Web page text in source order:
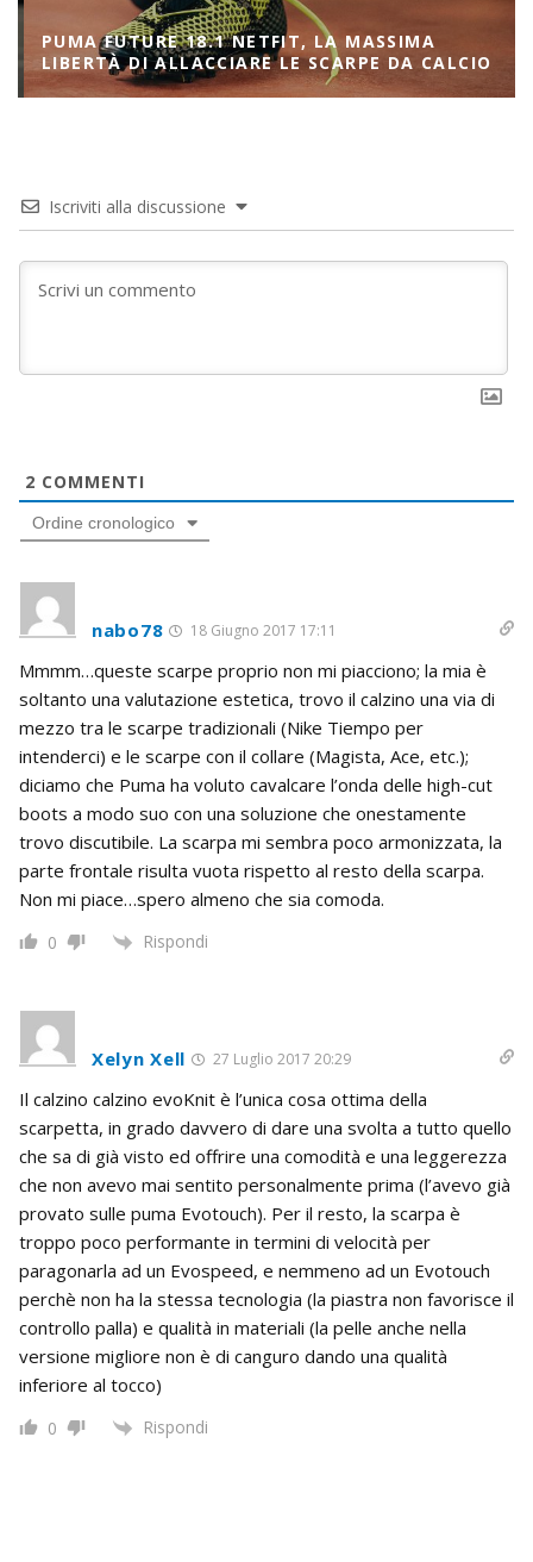
PUMA FUTURE 18.1 NETFIT, LA MASSIMA
LIBERTÀ DI ALLACCIARE LE SCARPE DA CALCIO
Iscriviti alla discussione
2 COMMENTI
Ordine cronologico
nabo78 18 Giugno 2017 17:11
Mmmm…queste scarpe proprio non mi piacciono; la mia è
soltanto una valutazione estetica, trovo il calzino una via di
mezzo tra le scarpe tradizionali (Nike Tiempo per
intenderci) e le scarpe con il collare (Magista, Ace, etc.);
diciamo che Puma ha voluto cavalcare l’onda delle high-cut
boots a modo suo con una soluzione che onestamente
trovo discutibile. La scarpa mi sembra poco armonizzata, la
parte frontale risulta vuota rispetto al resto della scarpa.
Non mi piace…spero almeno che sia comoda.
0 Rispondi
Xelyn Xell 27 Luglio 2017 20:29
Il calzino calzino evoKnit è l’unica cosa ottima della
scarpetta, in grado davvero di dare una svolta a tutto quello
che sa di già visto ed offrire una comodità e una leggerezza
che non avevo mai sentito personalmente prima (l’avevo già
provato sulle puma Evotouch). Per il resto, la scarpa è
troppo poco performante in termini di velocità per
paragonarla ad un Evospeed, e nemmeno ad un Evotouch
perchè non ha la stessa tecnologia (la piastra non favorisce il
controllo palla) e qualità in materiali (la pelle anche nella
versione migliore non è di canguro dando una qualità
inferiore al tocco)
0 Rispondi